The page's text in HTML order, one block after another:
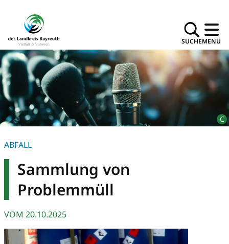
SUCHEMENÜ
ABFALL
Sammlung von
Problemmüll
VOM 20.10.2025